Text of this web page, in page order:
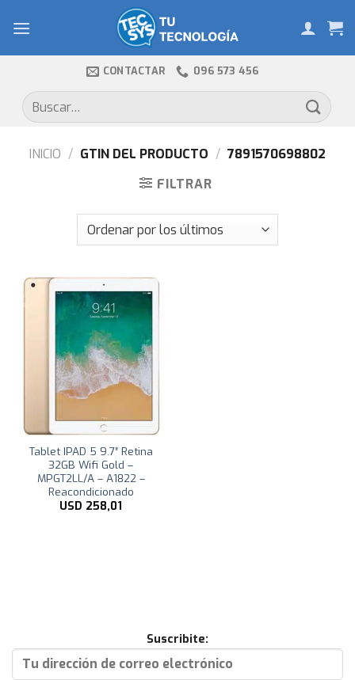
CONTACTAR 096 573 456
Buscar
por:
INICIO / GTIN DEL PRODUCTO / 7891570698802
FILTRAR
Tablet IPAD 5 9.7″ Retina
32GB Wifi Gold –
MPGT2LL/A – A1822 –
Reacondicionado
USD 258,01
Suscribite: